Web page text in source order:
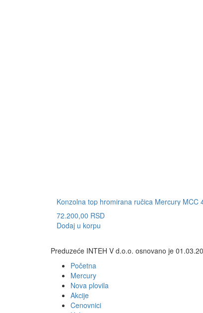
72.200,00 RSD
Dodaj u korpu
Preduzeće INTEH V d.o.o. osnovano je
Početna
Mercury
Nova plovila
Akcije
Cenovnici